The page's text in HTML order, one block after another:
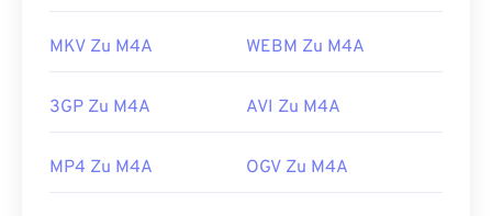
MKV Zu M4A WEBM Zu M4A
3GP Zu M4A AVI Zu M4A
MP4 Zu M4A OGV Zu M4A